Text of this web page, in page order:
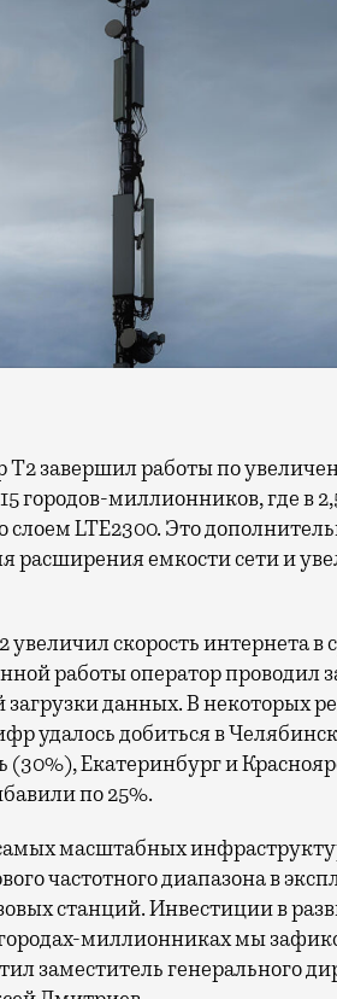
городов-миллионников, где в
слоем LTE2300. Это
расширения емкости сети и
увеличил скорость интернета в
работы оператор проводил
данных. В некоторых
удалось добиться в
Екатеринбург и
по 25%.
масштабных
частотного диапазона в
станций. Инвестиции в
миллионниках мы
заместитель генерального